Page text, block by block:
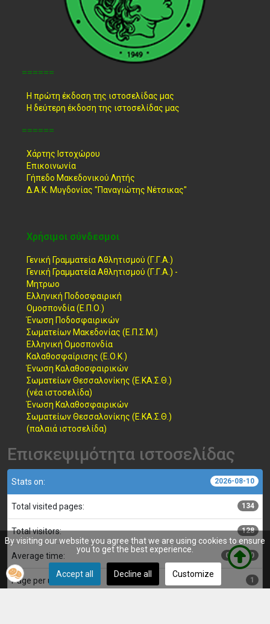
======
Η πρώτη έκδοση της ιστοσελίδας μας
Η δεύτερη έκδοση της ιστοσελίδας μας
======
Χάρτης Ιστοχώρου
Επικοινωνία
Γήπεδο Μακεδονικού Λητής
Δ.Α.Κ. Μυγδονίας "Παναγιώτης Νέτσικας"
Χρήσιμοι σύνδεσμοι
Γενική Γραμματεία Αθλητισμού (Γ.Γ.Α.)
Γενική Γραμματεία Αθλητισμού (Γ.Γ.Α.) -
Μητρωο
Ελληνική Ποδοσφαιρική
Ομοσπονδία (Ε.Π.Ο.)
Ένωση Ποδοσφαιρικών
Σωματείων Μακεδονίας (Ε.Π.Σ.Μ.)
Ελληνική Ομοσπονδία
Καλαθοσφαίρισης (Ε.Ο.Κ.)
Ένωση Καλαθοσφαιρικών
Σωματείων Θεσσαλονίκης (Ε.ΚΑ.Σ.Θ.)
(νέα ιστοσελίδα)
Ένωση Καλαθοσφαιρικών
Σωματείων Θεσσαλονίκης (Ε.ΚΑ.Σ.Θ.)
(παλαιά ιστοσελίδα)
Επισκεψιμότητα ιστοσελίδας
Stats on: 2026-08-10
Total visited pages: 134
Total visitors: 128
Average time: 00:00:00
Page per user: 1
By visiting our website you agree that we are using cookies to ensure
you to get the best experience.
Accept all Decline all Customize